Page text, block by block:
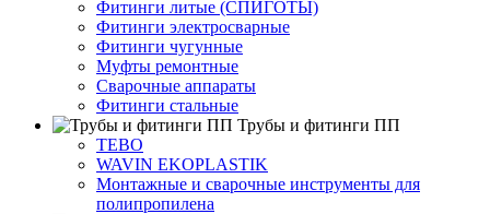
Фитинги литые (СПИГОТЫ)
Фитинги электросварные
Фитинги чугунные
Муфты ремонтные
Сварочные аппараты
Фитинги стальные
Трубы и фитинги ПП
TEBO
WAVIN EKOPLASTIK
Монтажные и сварочные инструменты для
полипропилена